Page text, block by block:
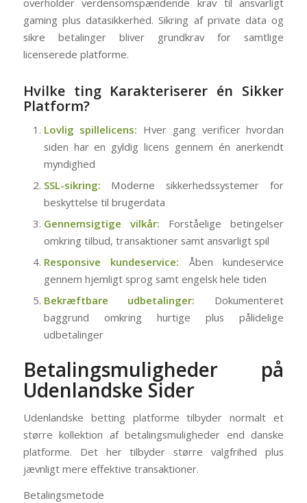
overholder verdensomspændende krav til ansvarligt
gaming plus datasikkerhed. Sikring af private data og
sikre betalinger bliver grundkrav for samtlige
licenserede platforme.
Hvilke ting Karakteriserer én Sikker
Platform?
Lovlig spillelicens: Hver gang verificer hvordan
siden har en gyldig licens gennem én anerkendt
myndighed
SSL-sikring: Moderne sikkerhedssystemer for
beskyttelse til brugerdata
Gennemsigtige vilkår: Forståelige betingelser
omkring tilbud, transaktioner samt ansvarligt spil
Responsive kundeservice: Åben kundeservice
gennem hjemligt sprog samt engelsk hele tiden
Bekræftbare udbetalinger: Dokumenteret
baggrund omkring hurtige plus pålidelige
udbetalinger
Betalingsmuligheder på
Udenlandske Sider
Udenlandske betting platforme tilbyder normalt et
større kollektion af betalingsmuligheder end danske
platforme. Det her tilbyder større valgfrihed plus
jævnligt mere effektive transaktioner.
Betalingsmetode